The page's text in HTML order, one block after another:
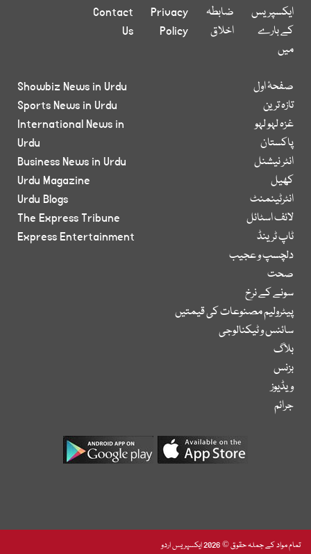
ایکسپریس
کے بارے
میں
ضابطہ
اخلاق
Privacy
Policy
Contact
Us
صفحۂ اول
تازہ ترین
غزہ لہو لہو
پاکستان
انٹر نیشنل
کھیل
انٹرٹینمنٹ
لائف اسٹائل
ٹاپ ٹرینڈ
دلچسپ و عجیب
صحت
سونے کے نرخ
پیٹرولیم مصنوعات کی قیمتیں
سائنس و ٹیکنالوجی
بلاگ
بزنس
ویڈیوز
جرائم
Showbiz News in Urdu
Sports News in Urdu
International News in
Urdu
Business News in Urdu
Urdu Magazine
Urdu Blogs
The Express Tribune
Express Entertainment
تمام مواد کے جملہ حقوق © 2026 ایکسپریس اردو